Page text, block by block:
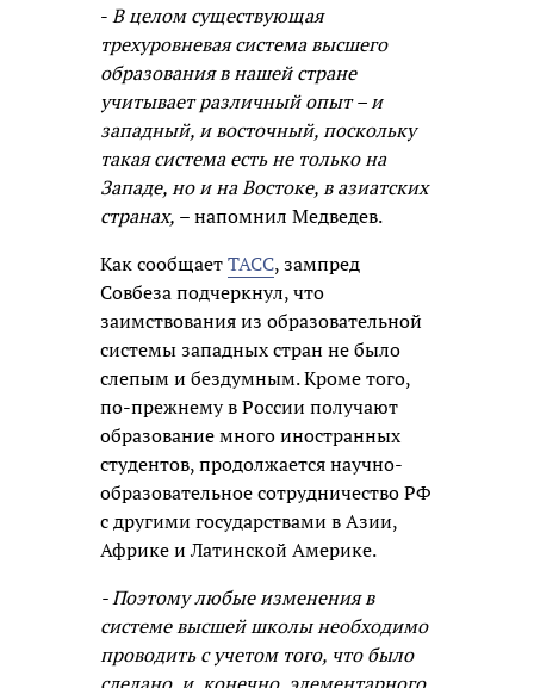
-В целом существующая
трехуровневая система высшего
образования в нашей стране
учитывает различный опыт – и
западный, и восточный, поскольку
такая система есть не только на
Западе, но и на Востоке, в азиатских
странах, – напомнил Медведев.
Как сообщаетТАСС, зампред
Совбеза подчеркнул, что
заимствования из образовательной
системы западных стран не было
слепым и бездумным. Кроме того,
по-прежнему в России получают
образование много иностранных
студентов, продолжается научно-
образовательное сотрудничество РФ
с другими государствами в Азии,
Африке и Латинской Америке.
- Поэтому любые изменения в
системе высшей школы необходимо
проводить с учетом того, что было
сделано, и, конечно, элементарного